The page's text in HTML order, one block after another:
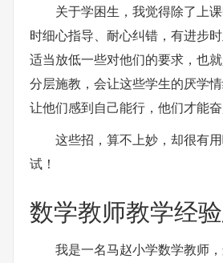
关于学困生，我觉得除了上
时细心指导、耐心纠错，有进步
适当放低一些对他们的要求，也
分层施教，会让这些学生的厌学
让他们感到自己能行，他们才能奋
这些招，算不上妙，却很有
试！
数学教师教学经
我是一名马赵小学数学教师